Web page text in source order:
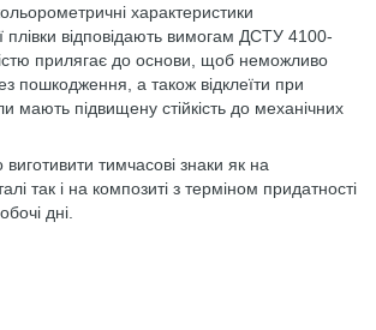
характеристики
плівки відповідають вимогам ДСТУ 4100-
прилягає до основи, щоб неможливо
пошкодження, а також відклеїти при
мають підвищену стійкість до механічних
тимчасові знаки як на
так і на композиті з терміном придатності
дні.